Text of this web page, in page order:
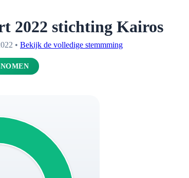
2022 stichting Kairos
• Bekijk de volledige stemmming